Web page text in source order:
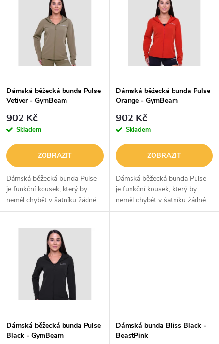
p
r
o
d
u
s
p
r
o
d
u
Dámská běžecká bunda Pulse
Vetiver - GymBeam
902 Kč
Skladem
ZOBRAZIT
Dámská běžecká bunda Pulse
je funkční kousek, který by
neměl chybět v šatníku žádné
běžkyně. Je vyrobena z
DWR (Durable Water
Repellent) úpravou, která...
Dámská běžecká bunda Pulse
Orange - GymBeam
902 Kč
Skladem
ZOBRAZIT
Dámská běžecká bunda Pulse
je funkční kousek, který by
neměl chybět v šatníku žádné
běžkyně. Je vyrobena z
Dámská běžecká bunda Pulse
Black - GymBeam
Dámská bunda Bliss Black -
BeastPink